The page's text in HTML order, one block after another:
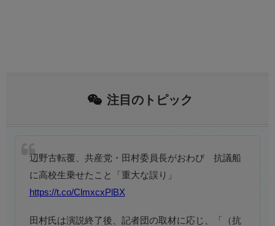
注目のトピック
辺野古転覆、共産党・田村委員長がおわび 抗議船
に高校生乗せたこと「重大な誤り」
https://t.co/ClmxcxPlBX
田村氏は演説終了後、記者団の取材に応じ、「（抗